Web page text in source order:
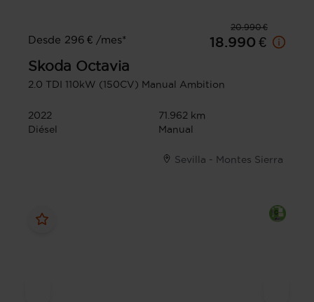
20.990 €
Desde 296 € /mes*
18.990 €
Skoda Octavia
2.0 TDI 110kW (150CV) Manual Ambition
2022
71.962 km
Diésel
Manual
Sevilla - Montes Sierra